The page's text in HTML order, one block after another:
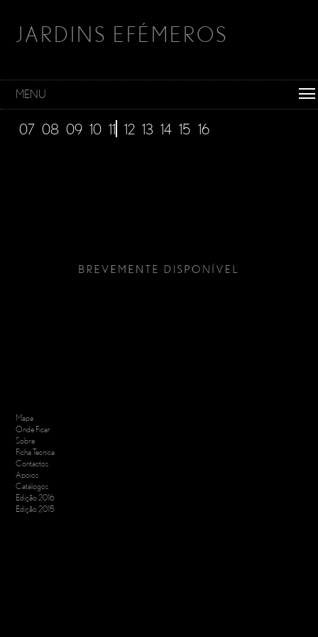
JARDINS EFÉMEROS
MENU
07 08 09 10 11 12 13 14 15 16
Mapa
Onde Ficar
Sobre
Ficha Tecnica
Contactos
Apoios
Catálogos
Edição 2016
Edição 2015